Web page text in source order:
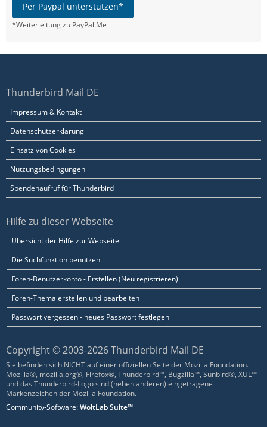
Per Paypal unterstützen*
*Weiterleitung zu PayPal.Me
Thunderbird Mail DE
Impressum & Kontakt
Datenschutzerklärung
Einsatz von Cookies
Nutzungsbedingungen
Spendenaufruf für Thunderbird
Hilfe zu dieser Webseite
Übersicht der Hilfe zur Webseite
Die Suchfunktion benutzen
Foren-Benutzerkonto - Erstellen (Neu registrieren)
Foren-Thema erstellen und bearbeiten
Passwort vergessen - neues Passwort festlegen
Copyright © 2003-2026 Thunderbird Mail DE
Sie befinden sich NICHT auf einer offiziellen Seite der Mozilla Foundation.
Mozilla®, mozilla.org®, Firefox®, Thunderbird™, Bugzilla™, Sunbird®, XUL™
und das Thunderbird-Logo sind (neben anderen) eingetragene
Markenzeichen der Mozilla Foundation.
Community-Software:WoltLab Suite™